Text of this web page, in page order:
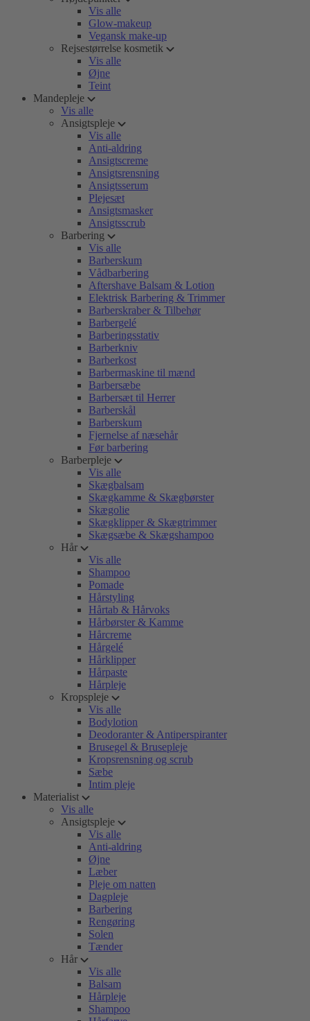
Vis alle
Glow-makeup
Vegansk make-up
Rejsestørrelse kosmetik
Vis alle
Øjne
Teint
Mandepleje
Vis alle
Ansigtspleje
Vis alle
Anti-aldring
Ansigtscreme
Ansigtsrensning
Ansigtsserum
Plejesæt
Ansigtsmasker
Ansigtsscrub
Barbering
Vis alle
Barberskum
Vådbarbering
Aftershave Balsam & Lotion
Elektrisk Barbering & Trimmer
Barberskraber & Tilbehør
Barbergelé
Barberingsstativ
Barberkniv
Barberkost
Barbermaskine til mænd
Barbersæbe
Barbersæt til Herrer
Barberskål
Barberskum
Fjernelse af næsehår
Før barbering
Barberpleje
Vis alle
Skægbalsam
Skægkamme & Skægbørster
Skægolie
Skægklipper & Skægtrimmer
Skægsæbe & Skægshampoo
Hår
Vis alle
Shampoo
Pomade
Hårstyling
Hårtab & Hårvoks
Hårbørster & Kamme
Hårcreme
Hårgelé
Hårklipper
Hårpaste
Hårpleje
Kropspleje
Vis alle
Bodylotion
Deodoranter & Antiperspiranter
Brusegel & Brusepleje
Kropsrensning og scrub
Sæbe
Intim pleje
Materialist
Vis alle
Ansigtspleje
Vis alle
Anti-aldring
Øjne
Læber
Pleje om natten
Dagpleje
Barbering
Rengøring
Solen
Tænder
Hår
Vis alle
Balsam
Hårpleje
Shampoo